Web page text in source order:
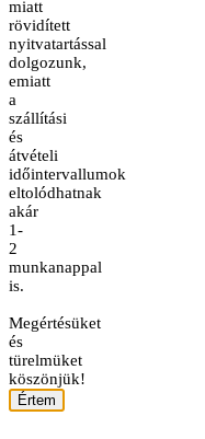
miatt
rövidített
nyitvatartással
dolgozunk,
emiatt
a
szállítási
és
átvételi
időintervallumok
eltolódhatnak
akár
1-
2
munkanappal
is.
Megértésüket
és
türelmüket
köszönjük!
Értem